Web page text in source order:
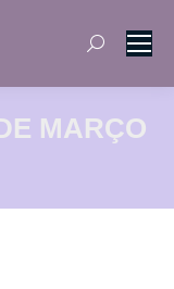
Search:
MARÇO